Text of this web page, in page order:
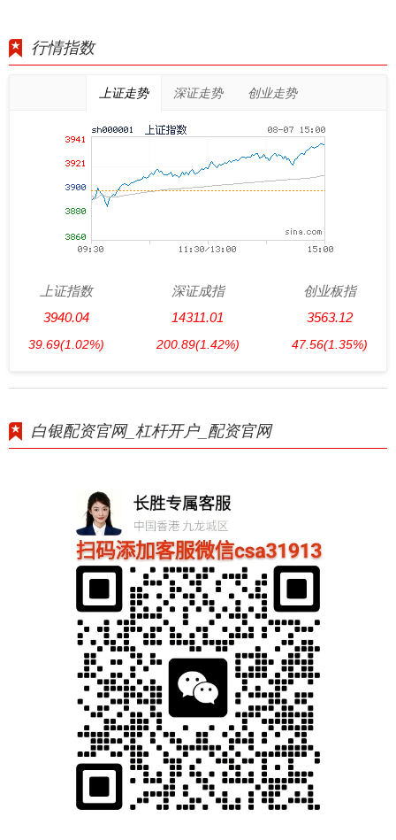
行情指数
上证走势 深证走势 创业走势
上证指数
3940.04
39.69(1.02%)
深证成指
14311.01
200.89(1.42%)
创业板指
3563.12
47.56(1.35%)
白银配资官网_杠杆开户_配资官网